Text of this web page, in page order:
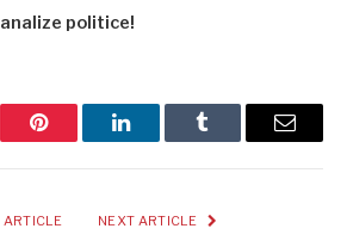
politice!
Pinterest LinkedInTumblr Email
NEXT ARTICLE